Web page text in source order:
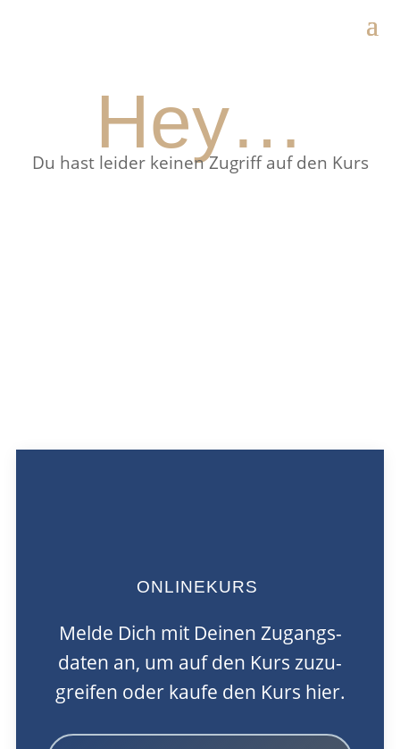
Hey…
Du hast leider keinen Zugriff auf den Kurs
ONLINEKURS
Melde Dich mit Deinen Zugangs­
daten an, um auf den Kurs zuzu­
greifen oder kaufe den Kurs hier.